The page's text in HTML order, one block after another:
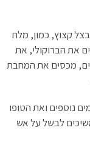
קצוץ, כמון, מלח
כ-3 דקות. מוסיפים את הברוקולי, את
מכסים את המחבת
את קרם הקוקוס, 1/4 כוס מים נוספים ואת הטופו
לבשל על אש